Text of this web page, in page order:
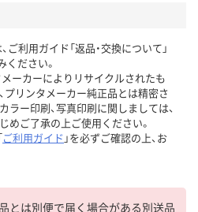
ご利用ガイド「返品・交換について」
ください。
ーカーによりリサイクルされたも
プリンタメーカー純正品とは精密さ
ラー印刷、写真印刷に関しましては、
めご了承の上ご使用ください。
ご利用ガイド 」を必ずご確認の上、お
とは別便で届く場合がある別送品